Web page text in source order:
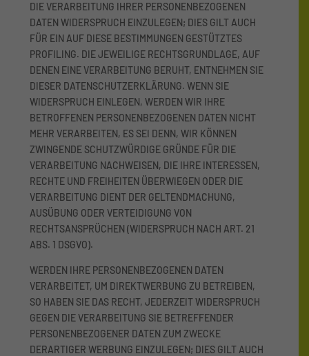
DIE VERARBEITUNG IHRER PERSONENBEZOGENEN
DATEN WIDERSPRUCH EINZULEGEN; DIES GILT AUCH
FÜR EIN AUF DIESE BESTIMMUNGEN GESTÜTZTES
PROFILING. DIE JEWEILIGE RECHTSGRUNDLAGE, AUF
DENEN EINE VERARBEITUNG BERUHT, ENTNEHMEN SIE
DIESER DATENSCHUTZERKLÄRUNG. WENN SIE
WIDERSPRUCH EINLEGEN, WERDEN WIR IHRE
BETROFFENEN PERSONENBEZOGENEN DATEN NICHT
MEHR VERARBEITEN, ES SEI DENN, WIR KÖNNEN
ZWINGENDE SCHUTZWÜRDIGE GRÜNDE FÜR DIE
VERARBEITUNG NACHWEISEN, DIE IHRE INTERESSEN,
RECHTE UND FREIHEITEN ÜBERWIEGEN ODER DIE
VERARBEITUNG DIENT DER GELTENDMACHUNG,
AUSÜBUNG ODER VERTEIDIGUNG VON
RECHTSANSPRÜCHEN (WIDERSPRUCH NACH ART. 21
ABS. 1 DSGVO).
WERDEN IHRE PERSONENBEZOGENEN DATEN
VERARBEITET, UM DIREKTWERBUNG ZU BETREIBEN,
SO HABEN SIE DAS RECHT, JEDERZEIT WIDERSPRUCH
GEGEN DIE VERARBEITUNG SIE BETREFFENDER
PERSONENBEZOGENER DATEN ZUM ZWECKE
DERARTIGER WERBUNG EINZULEGEN; DIES GILT AUCH